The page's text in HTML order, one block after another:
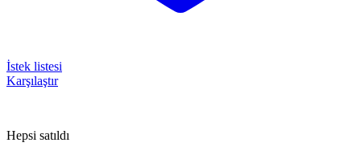
İstek listesi
Karşılaştır
Hepsi satıldı